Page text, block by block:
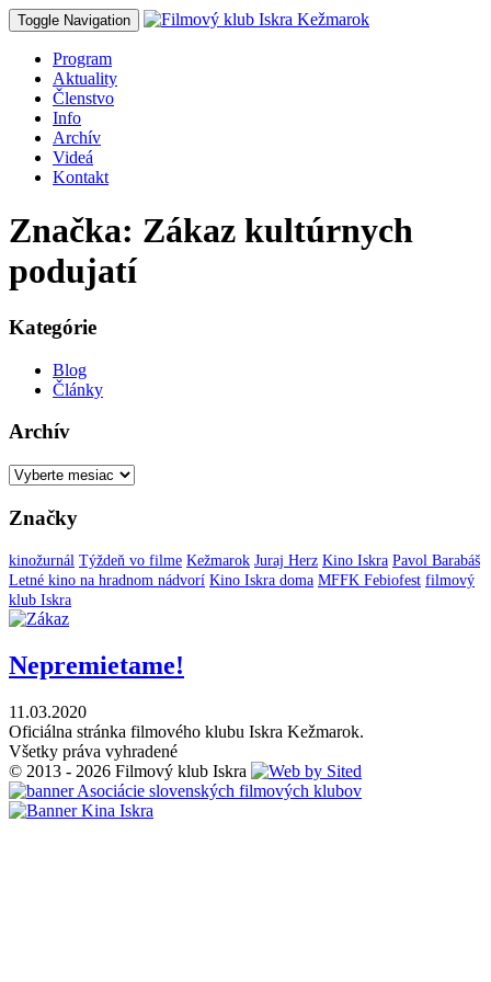
Toggle Navigation
Program
Aktuality
Členstvo
Info
Archív
Videá
Kontakt
Značka: Zákaz kultúrnych
podujatí
Kategórie
Blog
Články
Archív
Archív
Značky
kinožurnál Týždeň vo filme Kežmarok Juraj Herz Kino Iskra Pavol Barabáš
Letné kino na hradnom nádvorí Kino Iskra doma MFFK Febiofest filmový
klub Iskra
Nepremietame!
11.03.2020
Oficiálna stránka filmového klubu Iskra Kežmarok.
Všetky práva vyhradené
© 2013 - 2026 Filmový klub Iskra